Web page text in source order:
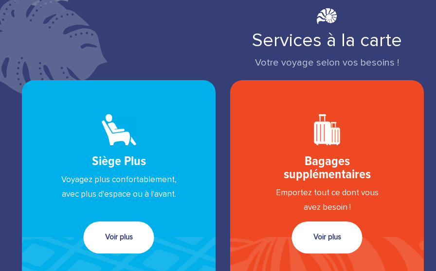
Services à la carte
Votre voyage selon vos besoins !
Siège Plus
Voyagez plus confortablement,
avec plus d'espace ou à l'avant.
Voir plus
Bagages
supplémentaires
Emportez tout ce dont vous
avez besoin !
Voir plus